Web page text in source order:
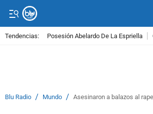
Tendencias: Posesión Abelardo De La Espriella
Blu Radio / Mundo / Asesinaron a balazos al